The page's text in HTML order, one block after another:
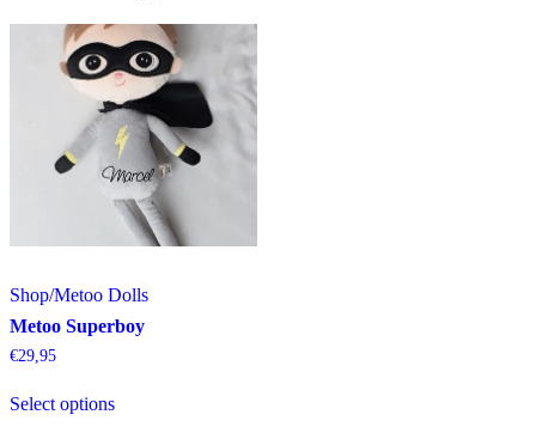
Shop/Metoo Dolls
Metoo Superboy
€29,95
Select options